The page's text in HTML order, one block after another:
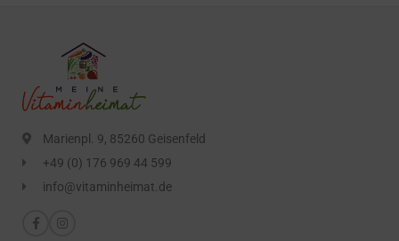
Marienpl. 9, 85260 Geisenfeld
+49 (0) 176 969 44 599
info@vitaminheimat.de